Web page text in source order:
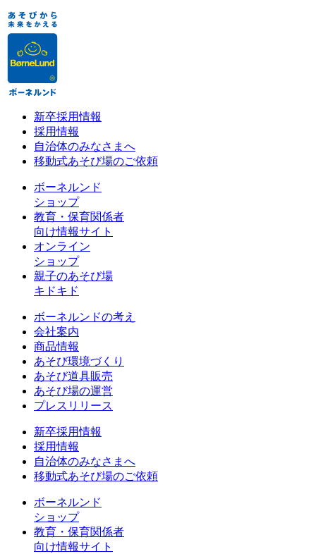
新卒採用情報
採用情報
自治体のみなさまへ
移動式あそび場のご依頼
ボーネルンド
ショップ
教育・保育関係者
向け情報サイト
オンライン
ショップ
親子のあそび場
キドキド
ボーネルンドの考え
会社案内
商品情報
あそび環境づくり
あそび道具販売
あそび場の運営
プレスリリース
新卒採用情報
採用情報
自治体のみなさまへ
移動式あそび場のご依頼
ボーネルンド
ショップ
教育・保育関係者
向け情報サイト